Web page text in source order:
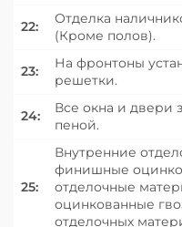
22:
Отделка
(Кроме полов).
23:
На фронтоны
решетки.
24:
Все окна и двери
пеной.
25:
Внутренние
финишные
отделочные
оцинкованные
отделочных